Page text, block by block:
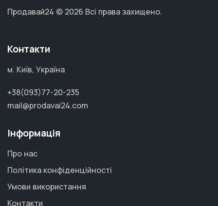
Продавай24 © 2026 Всі права захищено.
Контакти
м. Київ, Україна
+38(093)77-20-235
mail@prodavai24.com
Інформація
Про нас
Політика конфіденційності
Умови використання
Контакти